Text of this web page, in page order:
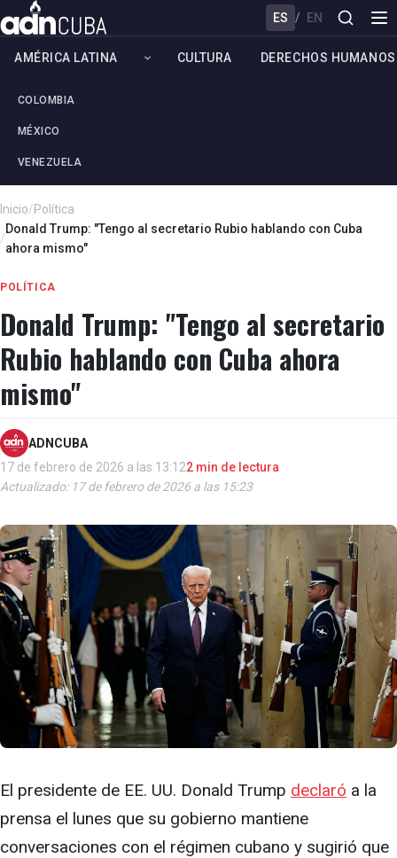
ES / EN
AMÉRICA LATINA
COLOMBIA
MÉXICO
VENEZUELA
CULTURA DERECHOS HUMANOS
Inicio/Política
/
Donald Trump: "Tengo al secretario Rubio hablando con Cuba
ahora mismo"
POLÍTICA
Donald Trump: "Tengo al secretario
Rubio hablando con Cuba ahora
mismo"
ADNCUBA
17 de febrero de 2026 a las 13:122 min de lectura
Actualizado: 17 de febrero de 2026 a las 15:23
El presidente de EE. UU. Donald Trump declaró a la
prensa el lunes que su gobierno mantiene
conversaciones con el régimen cubano y sugirió que